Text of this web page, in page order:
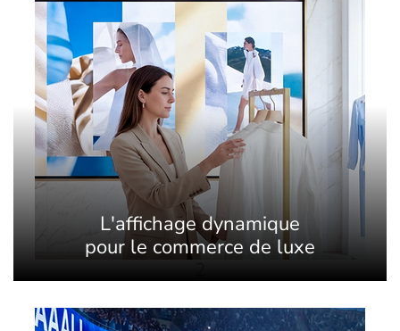
L'affichage dynamique
pour le commerce de luxe
2